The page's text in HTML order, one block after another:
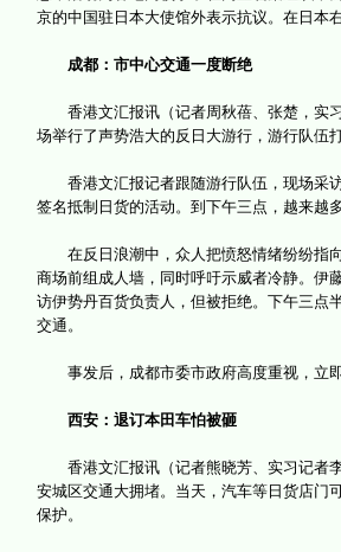
京的中国驻日本大使馆外表示抗议。在日本
成都：市中心交通一度断绝
香港文汇报讯（记者周秋蓓、张楚，实习
场举行了声势浩大的反日大游行，游行队伍
香港文汇报记者跟随游行队伍，现场采访
签名抵制日货的活动。到下午三点，越来越
在反日浪潮中，众人把愤怒情绪纷纷指向
商场前组成人墙，同时呼吁示威者冷静。伊
访伊势丹百货负责人，但被拒绝。下午三点
交通。
事发后，成都市委市政府高度重视，立即
西安：退订本田车怕被砸
香港文汇报讯（记者熊晓芳、实习记者李
安城区交通大拥堵。当天，汽车等日货店门
保护。